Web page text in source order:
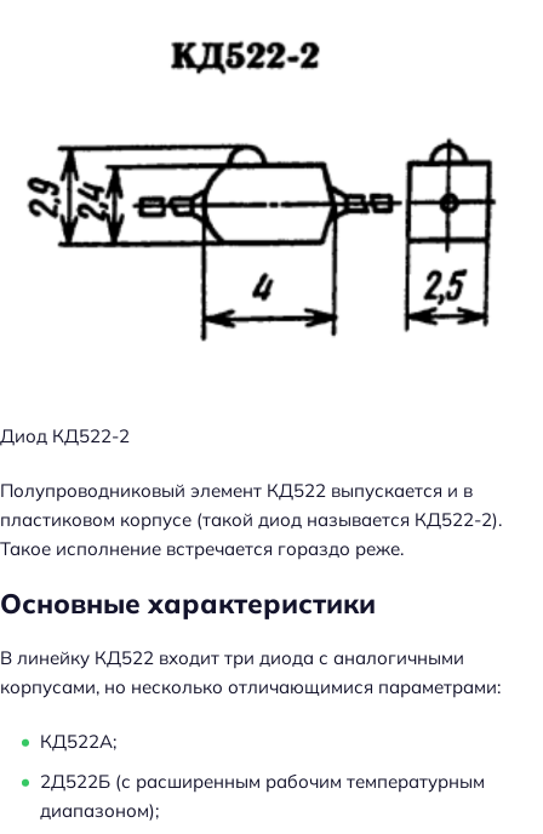
Диод КД522-2
Полупроводниковый элемент КД522 выпускается и в
пластиковом корпусе (такой диод называется КД522-2).
Такое исполнение встречается гораздо реже.
Основные характеристики
В линейку КД522 входит три диода с аналогичными
корпусами, но несколько отличающимися параметрами:
КД522А;
2Д522Б (с расширенным рабочим температурным
диапазоном);